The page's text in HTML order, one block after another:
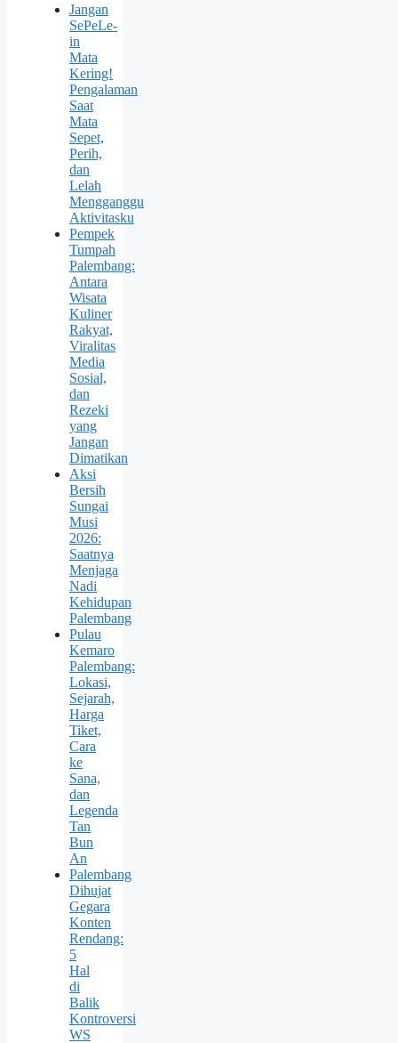
Jangan
SePeLe-
in
Mata
Kering!
Pengalaman
Saat
Mata
Sepet,
Perih,
dan
Lelah
Mengganggu
Aktivitasku
Pempek
Tumpah
Palembang:
Antara
Wisata
Kuliner
Rakyat,
Viralitas
Media
Sosial,
dan
Rezeki
yang
Jangan
Dimatikan
Aksi
Bersih
Sungai
Musi
2026:
Saatnya
Menjaga
Nadi
Kehidupan
Palembang
Pulau
Kemaro
Palembang:
Lokasi,
Sejarah,
Harga
Tiket,
Cara
ke
Sana,
dan
Legenda
Tan
Bun
An
Palembang
Dihujat
Gegara
Konten
Rendang:
5
Hal
di
Balik
Kontroversi
WS